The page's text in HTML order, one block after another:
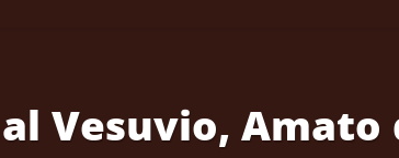
Vesuvio, Amato